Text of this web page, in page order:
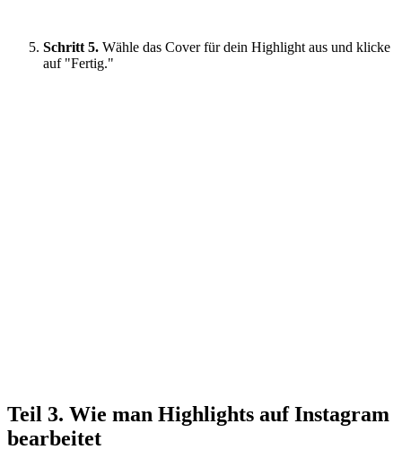
Schritt 5. Wähle das Cover für dein Highlight aus und klicke
auf "Fertig."
Teil 3. Wie man Highlights auf Instagram
bearbeitet